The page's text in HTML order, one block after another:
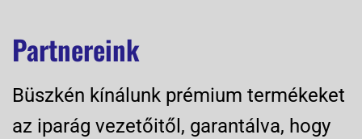
Partnereink
Büszkén kínálunk prémium termékeket
az iparág vezetőitől, garantálva, hogy